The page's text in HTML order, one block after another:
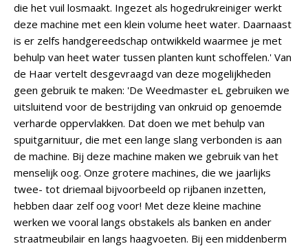
die het vuil losmaakt. Ingezet als hogedrukreiniger werkt
deze machine met een klein volume heet water. Daarnaast
is er zelfs handgereedschap ontwikkeld waarmee je met
behulp van heet water tussen planten kunt schoffelen.' Van
de Haar vertelt desgevraagd van deze mogelijkheden
geen gebruik te maken: 'De Weedmaster eL gebruiken we
uitsluitend voor de bestrijding van onkruid op genoemde
verharde oppervlakken. Dat doen we met behulp van
spuitgarnituur, die met een lange slang verbonden is aan
de machine. Bij deze machine maken we gebruik van het
menselijk oog. Onze grotere machines, die we jaarlijks
twee- tot driemaal bijvoorbeeld op rijbanen inzetten,
hebben daar zelf oog voor! Met deze kleine machine
werken we vooral langs obstakels als banken en ander
straatmeubilair en langs haagvoeten. Bij een middenberm